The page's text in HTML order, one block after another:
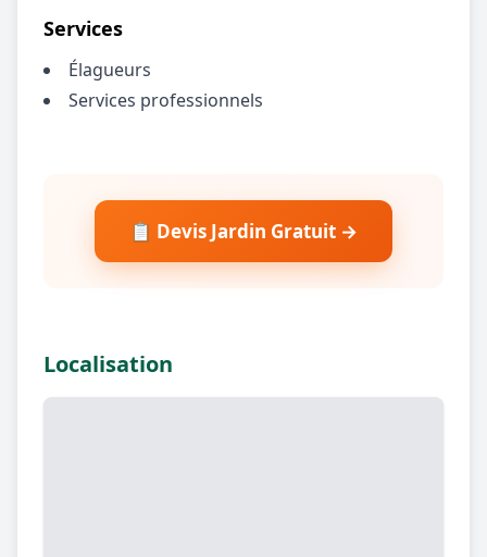
Services
Élagueurs
Services professionnels
📋 Devis Jardin Gratuit →
Localisation